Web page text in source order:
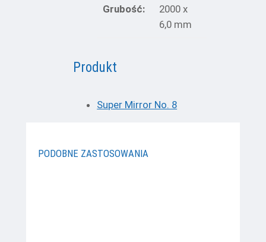
Grubość:
2000 x
6,0 mm
Produkt
Super Mirror No. 8
PODOBNE ZASTOSOWANIA